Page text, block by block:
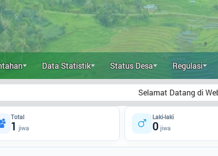
Data Statistik Status Desa Regulasi
Selamat Datang di Website
Total
1 jiwa
Laki-laki
0 jiwa